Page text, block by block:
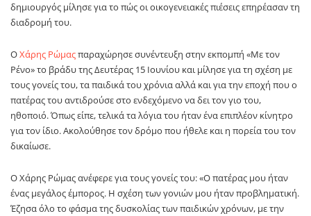
δημιουργός μίλησε για το πώς οι οικογενειακές πιέσεις επηρέασαν τη
διαδρομή του.
ΟΧάρης Ρώμαςπαραχώρησε συνέντευξη στην εκπομπή «Με τον
Ρένο» το βράδυ της Δευτέρας 15 Ιουνίου και μίλησε για τη σχέση με
τους γονείς του, τα παιδικά του χρόνια αλλά και για την εποχή που ο
πατέρας του αντιδρούσε στο ενδεχόμενο να δει τον γιο του,
ηθοποιό. Όπως είπε, τελικά τα λόγια του ήταν ένα επιπλέον κίνητρο
για τον ίδιο. Ακολούθησε τον δρόμο που ήθελε και η πορεία του τον
δικαίωσε.
Ο Χάρης Ρώμας ανέφερε για τους γονείς του: «Ο πατέρας μου ήταν
ένας μεγάλος έμπορος. Η σχέση των γονιών μου ήταν προβληματική.
Έζησα όλο το φάσμα της δυσκολίας των παιδικών χρόνων, με την